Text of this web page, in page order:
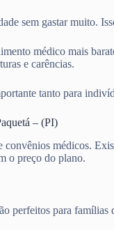
sem gastar muito.
médico mais
e carências.
tanto para
– (PI)
médicos.
o preço do plano.
perfeitos para